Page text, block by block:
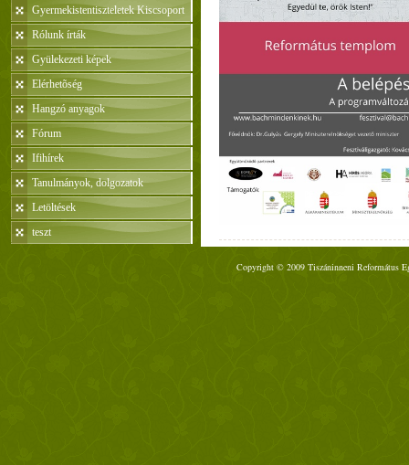
Gyermekistentiszteletek Kiscsoport
Rólunk írták
Gyülekezeti képek
Elérhetõség
Hangzó anyagok
Fórum
Ifihírek
Tanulmányok, dolgozatok
Letöltések
teszt
Copyright © 2009 Tiszáninneni Református